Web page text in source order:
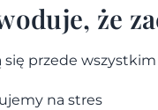
że
się przede
na stres